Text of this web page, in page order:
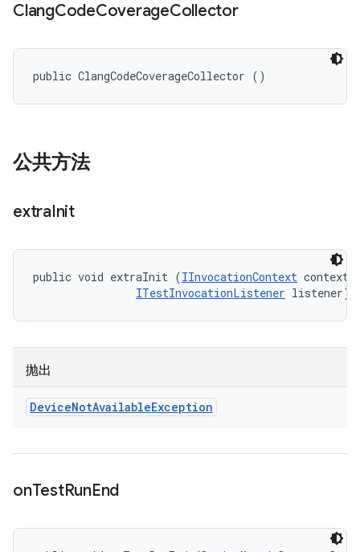
ClangCodeCoverageCollector
public ClangCodeCoverageCollector ()
公共方法
extraInit
public void extraInit (IInvocationContext
ITestInvocationListener listener)
抛出
DeviceNotAvailableException
onTestRunEnd